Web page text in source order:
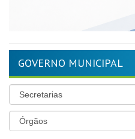
GOVERNO MUNICIPAL